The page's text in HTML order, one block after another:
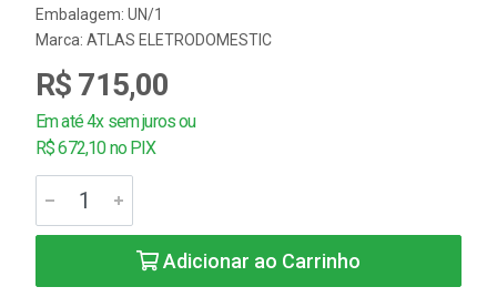
Embalagem: UN/1
Marca: ATLAS ELETRODOMESTIC
R$ 715,00
Em até 4x sem juros ou
R$ 672,10 no PIX
Adicionar ao Carrinho